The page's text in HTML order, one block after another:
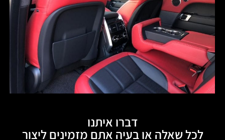
דברו איתנו
לכל שאלה או בעיה אתם מזמינים ליצור